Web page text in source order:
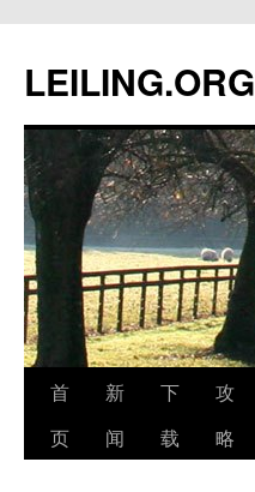
文
LEILING.ORG
首
页
新
闻
下
载
攻
略